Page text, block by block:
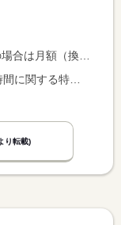
は時間額を表示しています。
り転載)